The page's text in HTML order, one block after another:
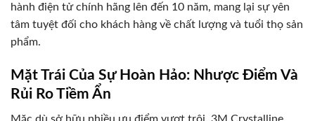
hành điện tử chính hãng lên đến 10 năm, mang lại sự yên
tâm tuyệt đối cho khách hàng về chất lượng và tuổi thọ sản
phẩm.
Mặt Trái Của Sự Hoàn Hảo: Nhược Điểm Và
Rủi Ro Tiềm Ẩn